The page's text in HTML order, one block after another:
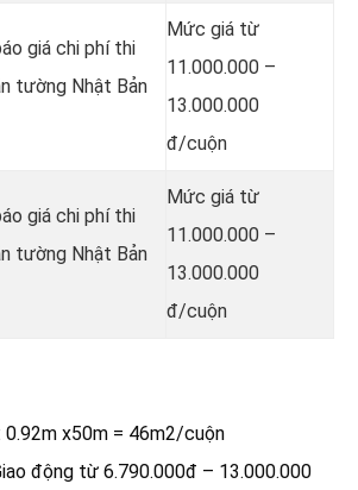
giá chi phí thi
tường Nhật Bản
Mức giá từ
11.000.000 –
13.000.000
đ/cuộn
giá chi phí thi
tường Nhật Bản
Mức giá từ
11.000.000 –
13.000.000
đ/cuộn
0.92m x50m = 46m2/cuộn
động từ 6.790.000đ – 13.000.000